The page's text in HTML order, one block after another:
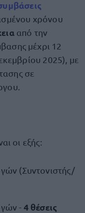
χρόνου
από την
μέχρι 12
2025), με
σε
οι εξής:
(Συντονιστής/
- 4 θέσεις